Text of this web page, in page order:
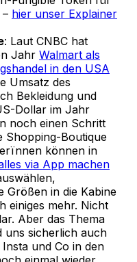
hier unser Explainer
: Laut CNBC hat
Jahr Walmart als
in den USA
Umsatz des
Bekleidung und
Dollar im Jahr
noch einen Schritt
Shopping-Boutique
können in
via App machen
Größen in die Kabine
einiges mehr. Nicht
Aber das Thema
uns sicherlich auch
und Co in den